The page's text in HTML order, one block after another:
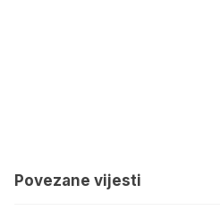
Povezane vijesti